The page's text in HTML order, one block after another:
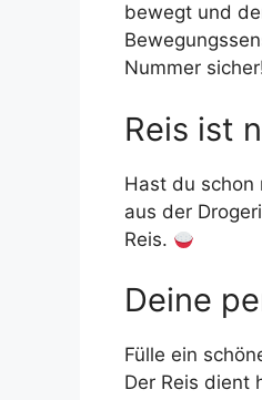
bewegt und
Nummer
Reis ist
Hast du schon
aus der
Reis.
Deine
Fülle ein
Der Reis dient